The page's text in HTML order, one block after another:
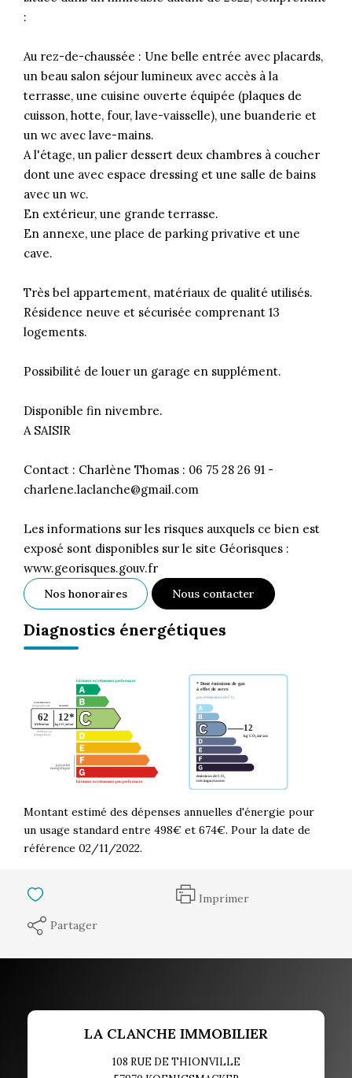
:
Au rez-de-chaussée : Une belle entrée avec placards,
un beau salon séjour lumineux avec accès à la
terrasse, une cuisine ouverte équipée (plaques de
cuisson, hotte, four, lave-vaisselle), une buanderie et
un wc avec lave-mains.
A l'étage, un palier dessert deux chambres à coucher
dont une avec espace dressing et une salle de bains
avec un wc.
En extérieur, une grande terrasse.
En annexe, une place de parking privative et une
cave.
Très bel appartement, matériaux de qualité utilisés.
Résidence neuve et sécurisée comprenant 13
logements.
Possibilité de louer un garage en supplément.
Disponible fin nivembre.
A SAISIR
Contact : Charlène Thomas : 06 75 28 26 91 -
charlene.laclanche@gmail.com
Les informations sur les risques auxquels ce bien est
exposé sont disponibles sur le site Géorisques :
www.georisques.gouv.fr
Nos honoraires Nous contacter
Diagnostics énergétiques
Montant estimé des dépenses annuelles d'énergie pour
un usage standard entre 498€ et 674€. Pour la date de
référence 02/11/2022.
Imprimer
Partager
LA CLANCHE IMMOBILIER
108 RUE DE THIONVILLE